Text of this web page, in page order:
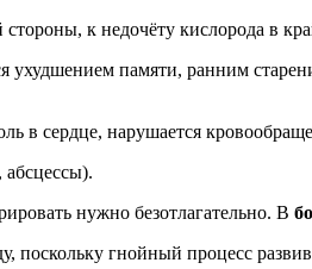
к недочёту кислорода в
ухудшением памяти, ранним
в сердце, нарушается
нужно безотлагательно. В
поскольку гнойный процесс